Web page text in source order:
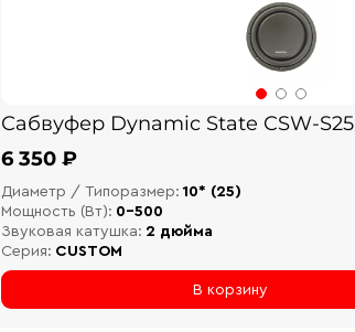
Сабвуфер Dynamic State CSW-S25
6 350 ₽
Диаметр / Типоразмер: 10* (25)
Мощность (Вт): 0-500
Звуковая катушка: 2 дюйма
Серия: CUSTOM
В корзину